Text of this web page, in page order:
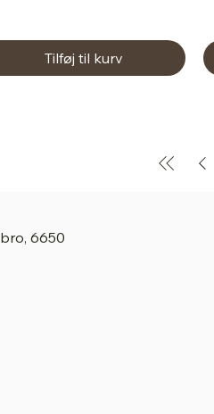
Tilføj til kurv
6650